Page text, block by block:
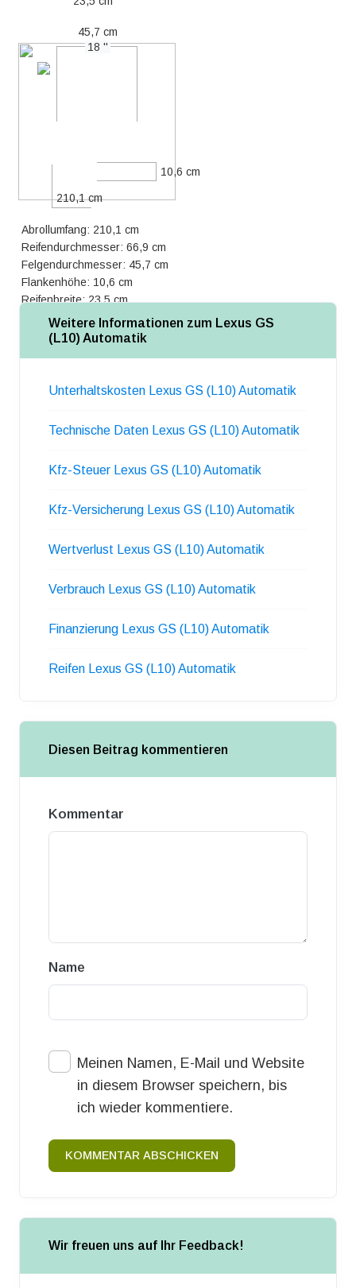
18 ''
45,7 cm
10,6 cm
210,1 cm
Abrollumfang: 210,1 cm
Reifendurchmesser: 66,9 cm
Felgendurchmesser: 45,7 cm
Flankenhöhe: 10,6 cm
Reifenbreite: 23,5 cm
Weitere Informationen zum Lexus GS
(L10) Automatik
Unterhaltskosten Lexus GS (L10) Automatik
Technische Daten Lexus GS (L10) Automatik
Kfz-Steuer Lexus GS (L10) Automatik
Kfz-Versicherung Lexus GS (L10) Automatik
Wertverlust Lexus GS (L10) Automatik
Verbrauch Lexus GS (L10) Automatik
Finanzierung Lexus GS (L10) Automatik
Reifen Lexus GS (L10) Automatik
Diesen Beitrag kommentieren
Kommentar
Name
Meinen Namen, E-Mail und Website
in diesem Browser speichern, bis
ich wieder kommentiere.
KOMMENTAR ABSCHICKEN
Wir freuen uns auf Ihr Feedback!